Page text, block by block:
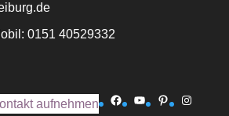
0151 40529332
aufnehmen Facebook
YouTube
PinterestInstagram